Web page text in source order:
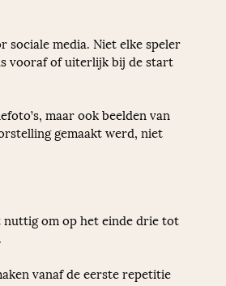
media. Niet elke speler
vooraf of uiterlijk bij de start
maar ook beelden van
gemaakt werd, niet
nuttig om op het einde drie tot
vanaf de eerste repetitie